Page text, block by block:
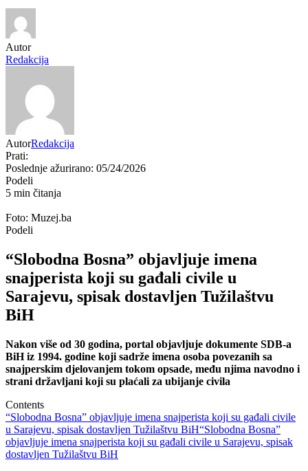
Autor
Redakcija
AutorRedakcija
Prati:
Poslednje ažurirano: 05/24/2026
Podeli
5 min čitanja
Foto: Muzej.ba
Podeli
“Slobodna Bosna” objavljuje imena
snajperista koji su gađali civile u
Sarajevu, spisak dostavljen Tužilaštvu
BiH
Nakon više od 30 godina, portal objavljuje dokumente SDB-a
BiH iz 1994. godine koji sadrže imena osoba povezanih sa
snajperskim djelovanjem tokom opsade, među njima navodno i
strani državljani koji su plaćali za ubijanje civila
Contents
“Slobodna Bosna” objavljuje imena snajperista koji su gađali civile
u Sarajevu, spisak dostavljen Tužilaštvu BiH“Slobodna Bosna”
objavljuje imena snajperista koji su gađali civile u Sarajevu, spisak
dostavljen Tužilaštvu BiH